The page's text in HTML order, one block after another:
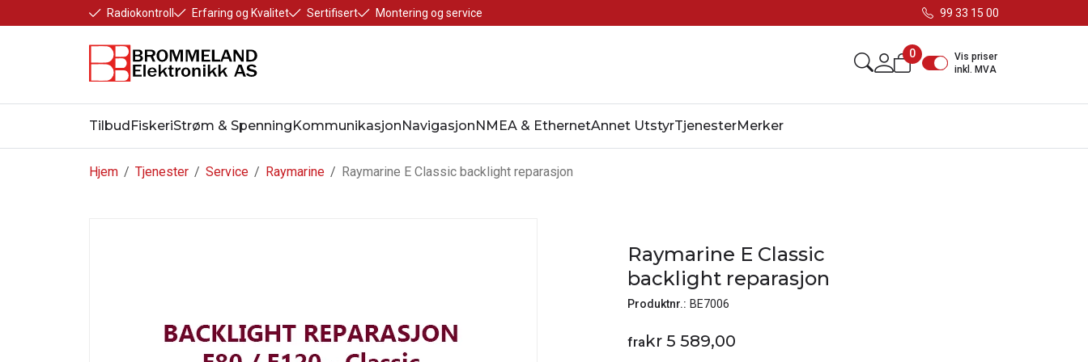
Radiokontroll Erfaring og Kvalitet Sertifisert Montering og service 99 33 15 00
0
Vis priser
inkl. MVA
TilbudFiskeriStrøm & SpenningKommunikasjonNavigasjonNMEA & EthernetAnnet UtstyrTjenesterMerker
/
Hjem /
Tjenester /
Service /
Raymarine Raymarine E Classic backlight reparasjon
Raymarine E Classic
backlight reparasjon
Produktnr.: BE7006
frakr 5 589,00